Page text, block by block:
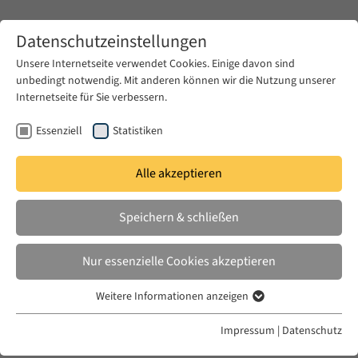
Zum Hauptinhalt springen
MO. 27 JAN. 2025
Voices, Communities, and Digital
Archives: Producing Knowledge in
and of the Diasporic Present
Datenschutzeinstellungen
Unsere Internetseite verwendet Cookies. Einige davon sind
unbedingt notwendig. Mit anderen können wir die Nutzung unserer
Internetseite für Sie verbessern.
Essenziell Statistiken
Alle akzeptieren
Speichern & schließen
Nur essenzielle Cookies akzeptieren
Essenzielle Cookies werden für grundlegende Funktionen der
Weitere Informationen anzeigen
Impressum | Datenschutz